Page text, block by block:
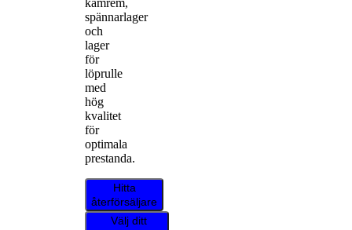
spännarlager
och
lager
för
löprulle
med
hög
kvalitet
för
optimala
prestanda.
Hitta
återförsäljare
Välj ditt